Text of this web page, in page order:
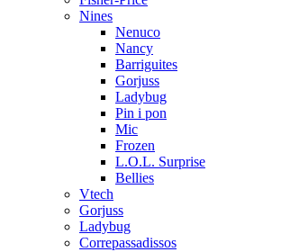
Nines
Nenuco
Nancy
Barriguites
Gorjuss
Ladybug
Pin i pon
Mic
Frozen
L.O.L. Surprise
Bellies
Vtech
Gorjuss
Ladybug
Correpassadissos